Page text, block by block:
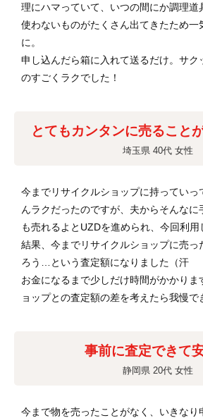
理にハマっていて、いつの間にか調理道
使わないものがたくさん出てきたため一
に。
申し込んだら箱に入れて送るだけ。サク
のすごくラクでした！
とてもカンタンに売ること
埼玉県 40代 女性
今までリサイクルショップに持っていっ
んラクだったのですが、夫からそんなに
も売れるよとUZDを進められ、今回利用
結果、今までリサイクルショップに売っ
ろう…という査定額になりました（汗
お金になるまで少しだけ時間がかかりま
ョップとの査定額の差を考えたら我慢で
事前に査定できて
静岡県 20代 女性
今まで物を売ったことがなく、いきなり